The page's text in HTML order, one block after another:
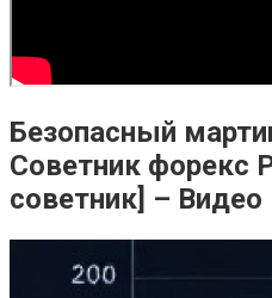
Безопасный
Советник форекс
советник] – Видео